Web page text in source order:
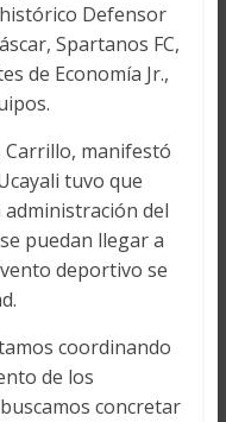
Defensor
Spartanos FC,
de Economía Jr.,
manifestó
tuvo que
del
puedan llegar a
deportivo se
coordinando
de los
concretar